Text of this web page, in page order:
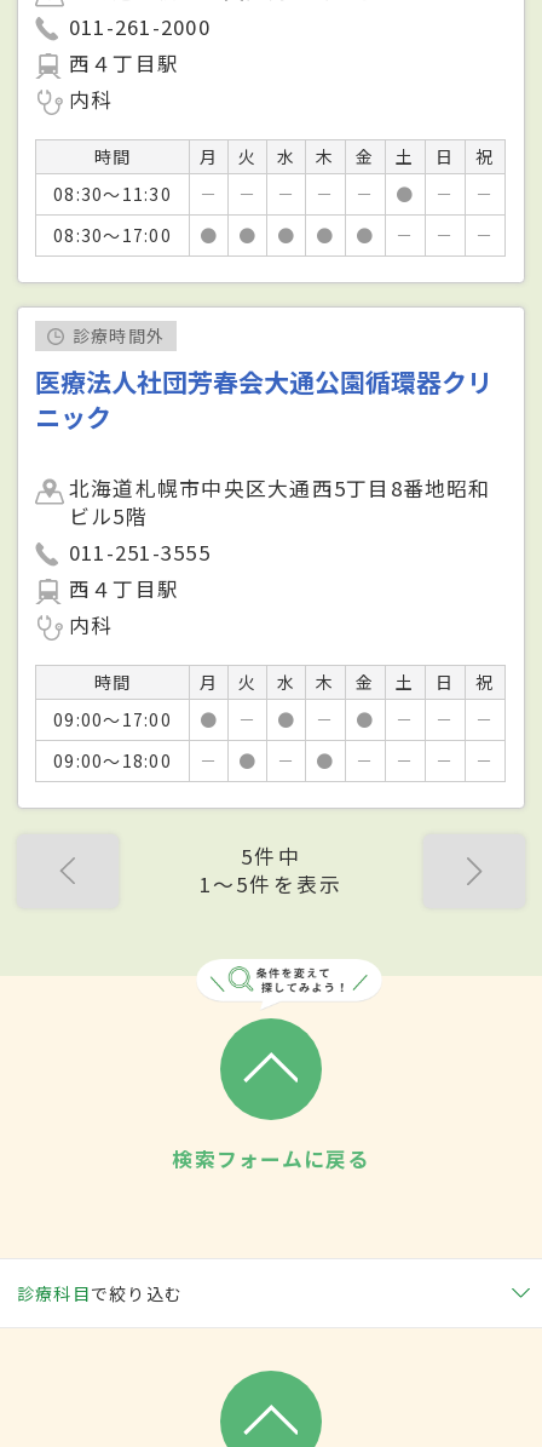
011-261-2000
西４丁目駅
内科
時間 月 火 水 木 金 土 日
祝
08:30～11:30
－ － － － － ● －
－
08:30～17:00
● ● ● ● ● － － －
診療時間外
医療法人社団芳春会大通公園循環器クリ
ニック
北海道札幌市中央区大通西5丁目8番地昭和
ビル5階
011-251-3555
西４丁目駅
内科
時間 月 火 水 木 金 土 日
祝
09:00～17:00
● － ● － ● － －
－
09:00～18:00
－ ● － ● － － － －
5件中
1〜5件を表示
検索フォームに戻る
診療科目で絞り込む